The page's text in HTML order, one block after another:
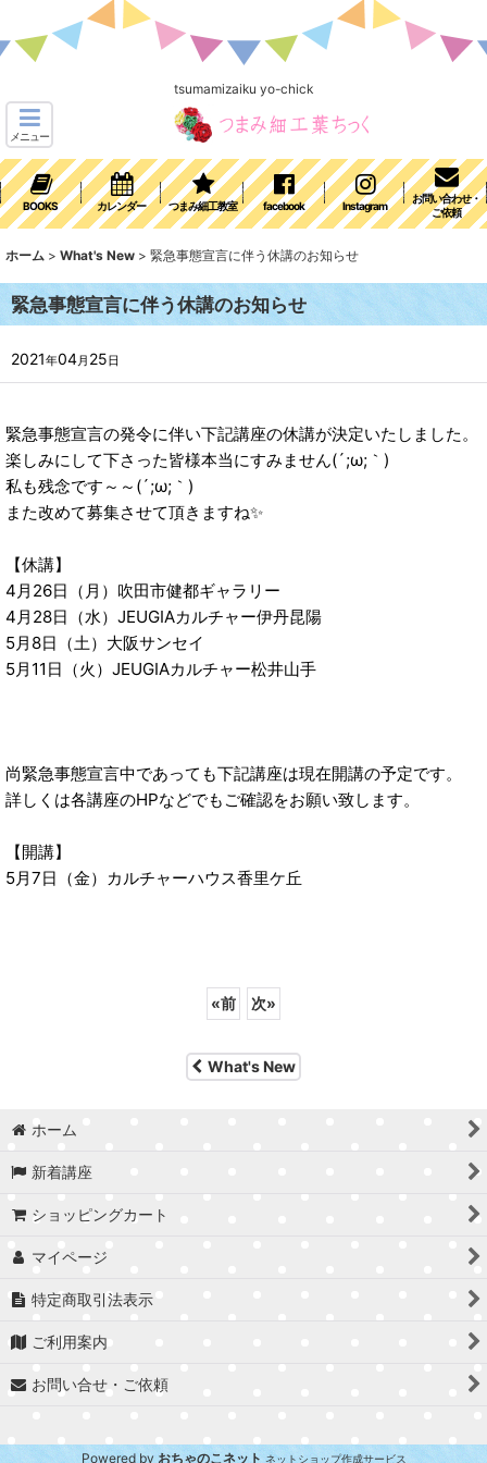
tsumamizaiku yo-chick
メニュー
BOOKS カレンダー つまみ細工教室 facebook Instagram
お問い合わせ・
ご依頼
ホーム > What's New > 緊急事態宣言に伴う休講のお知らせ
緊急事態宣言に伴う休講のお知らせ
2021年04月 25日
緊急事態宣言の発令に伴い下記講座の休講が決定いたしました。
楽しみにして下さった皆様本当にすみません(´;ω;｀)
私も残念です～～(´;ω;｀)
また改めて募集させて頂きますね✨
【休講】
4月26日（月）吹田市健都ギャラリー
4月28日（水）JEUGIAカルチャー伊丹昆陽
5月8日（土）大阪サンセイ
5月11日（火）JEUGIAカルチャー松井山手
尚緊急事態宣言中であっても下記講座は現在開講の予定です。
詳しくは各講座のHPなどでもご確認をお願い致します。
【開講】
5月7日（金）カルチャーハウス香里ケ丘
«前 次»
What's New
ホーム
新着講座
ショッピングカート
マイページ
特定商取引法表示
ご利用案内
お問い合せ・ご依頼
Powered by おちゃのこネット ネットショップ作成サービス